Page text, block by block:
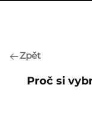
Zpět
Proč si